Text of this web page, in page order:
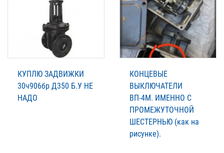
КУПЛЮ ЗАДВИЖКИ
30ч906бр Д350 Б.У НЕ
НАДО
КОНЦЕВЫЕ
ВЫКЛЮЧАТЕЛИ
ВП-4М. ИМЕННО С
ПРОМЕЖУТОЧНОЙ
ШЕСТЕРНЬЮ (как на
рисунке).